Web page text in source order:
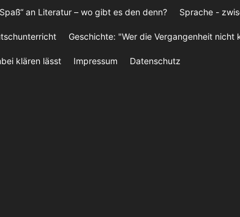
an Literatur – wo gibt es den denn? Sprache -
Geschichte: "Wer die Vergangenheit nicht
klären lässt Impressum Datenschutz